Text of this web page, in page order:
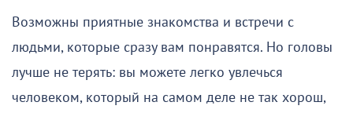
Возможны приятные знакомства и встречи с
людьми, которые сразу вам понравятся. Но головы
лучше не терять: вы можете легко увлечься
человеком, который на самом деле не так хорош,